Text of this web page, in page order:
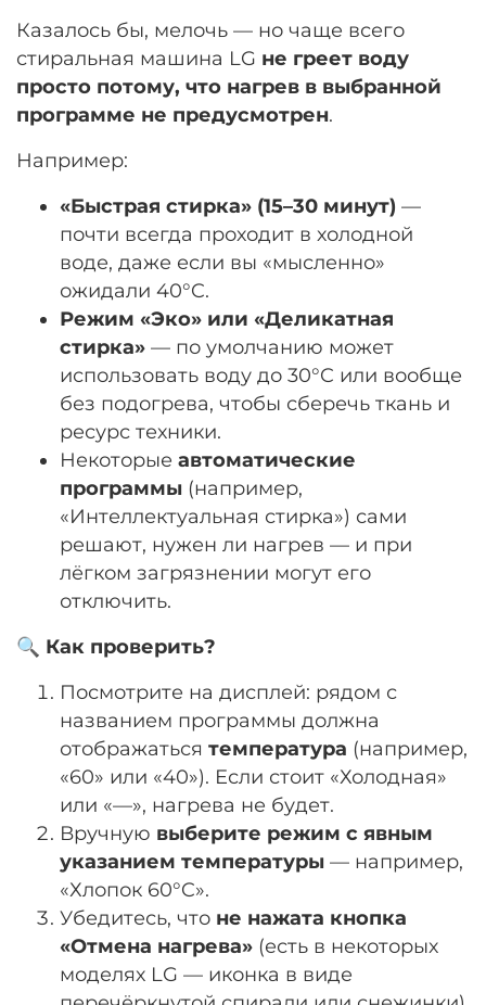
Казалось бы, мелочь — но чаще всего
стиральная машина LG не греет воду
просто потому, что нагрев в выбранной
программе не предусмотрен.
Например:
«Быстрая стирка» (15–30 минут) —
почти всегда проходит в холодной
воде, даже если вы «мысленно»
ожидали 40°C.
Режим «Эко» или «Деликатная
стирка» — по умолчанию может
использовать воду до 30°C или вообще
без подогрева, чтобы сберечь ткань и
ресурс техники.
Некоторые автоматические
программы (например,
«Интеллектуальная стирка») сами
решают, нужен ли нагрев — и при
лёгком загрязнении могут его
отключить.
🔍 Как проверить?
Посмотрите на дисплей: рядом с
названием программы должна
отображаться температура (например,
«60» или «40»). Если стоит «Холодная»
или «—», нагрева не будет.
Вручную выберите режим с явным
указанием температуры — например,
«Хлопок 60°C».
Убедитесь, что не нажата кнопка
«Отмена нагрева» (есть в некоторых
моделях LG — иконка в виде